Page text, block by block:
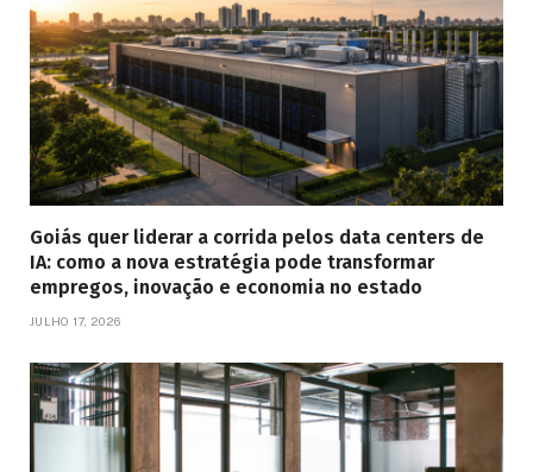
Goiás quer liderar a corrida pelos data centers de
IA: como a nova estratégia pode transformar
empregos, inovação e economia no estado
JULHO 17, 2026